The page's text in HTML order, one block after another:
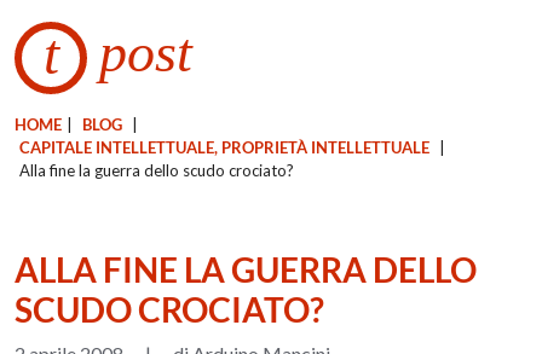
t post
HOME BLOG
CAPITALE INTELLETTUALE, PROPRIETÀ INTELLETTUALE
Alla fine la guerra dello scudo crociato?
ALLA FINE LA GUERRA DELLO
SCUDO CROCIATO?